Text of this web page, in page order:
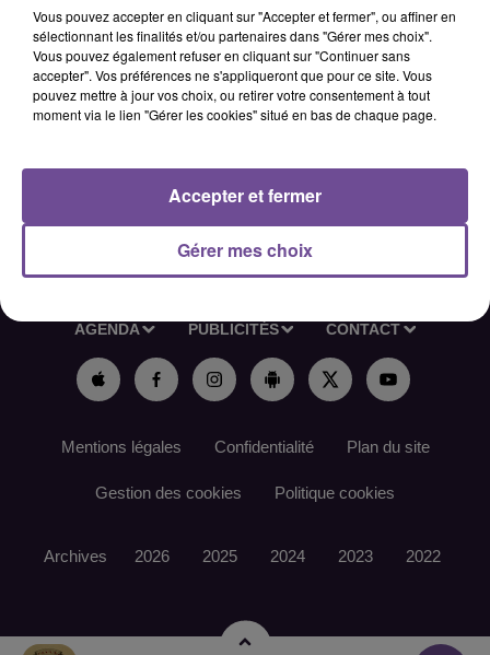
Gérer les transactions monétaires et électroniques avec
rigueur. Respecter les procédures de l'entreprise en matière
d’encaissement. Contribuer à la bonne tenue de la caisse et
de l'espace de travail.
AGENDA PUBLICITÉS CONTACT
Mentions légales Confidentialité Plan du site
Gestion des cookies Politique cookies
Archives 2026 2025 2024 2023 2022
Vous pouvez accepter en cliquant sur "Accepter et fermer", ou affiner en
sélectionnant les finalités et/ou partenaires dans "Gérer mes choix".
Vous pouvez également refuser en cliquant sur "Continuer sans
accepter". Vos préférences ne s'appliqueront que pour ce site. Vous
pouvez mettre à jour vos choix, ou retirer votre consentement à tout
moment via le lien "Gérer les cookies" situé en bas de chaque page.
Gérer mes choix
Accepter et fermer